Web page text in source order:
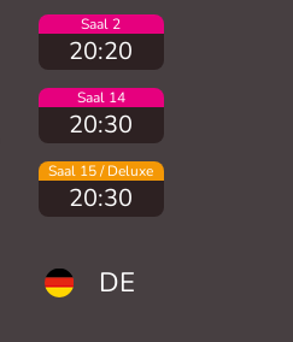
Saal 2
20:20
Saal 14
20:30
Saal 15 / Deluxe
20:30
DE